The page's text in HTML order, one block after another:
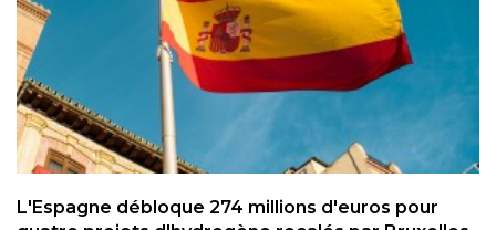
L'Espagne débloque 274 millions d'euros pour